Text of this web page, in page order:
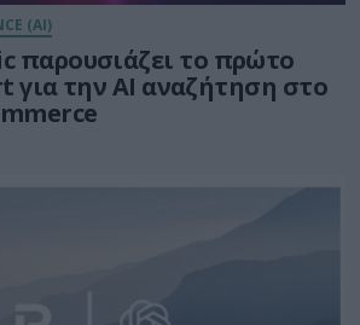
(AI)
παρουσιάζει το πρώτο
την AI αναζήτηση στο